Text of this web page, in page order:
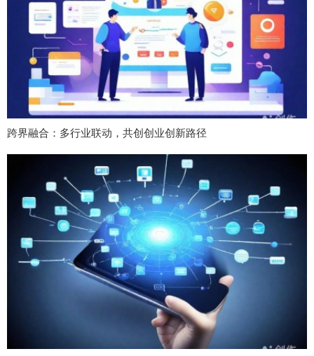
跨界融合：多行业联动，共创创业创新路径